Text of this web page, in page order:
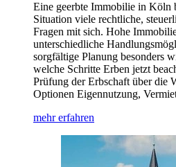
Eine geerbte Immobilie in Köln
Situation viele rechtliche,
Fragen mit sich. Hohe
unterschiedliche
sorgfältige Planung besonders
welche Schritte Erben jetzt
Prüfung der Erbschaft über die
Optionen Eigennutzung,
mehr erfahren